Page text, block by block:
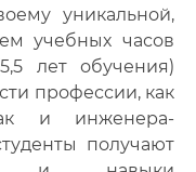
уникальной,
учебных часов
лет обучения)
профессии, как
и инженера-
получают